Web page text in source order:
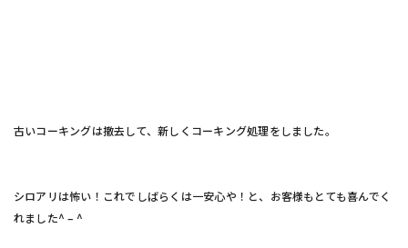
古いコーキングは撤去して、新しくコーキング処理をしました。
シロアリは怖い！これでしばらくは一安心や！と、お客様もとても喜んでく
れました^ – ^